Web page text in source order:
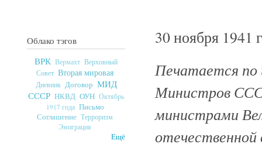
Облако тэгов
ВРК Вермахт Верховный
Совет Вторая мировая
Дневник Договор МИД
СССР НКВД ОУН Октябрь
1917 года Письмо
Соглашение Терроризм
Эмиграция
Ещё
30 ноября 1941
Печатается по
Министров
министрами